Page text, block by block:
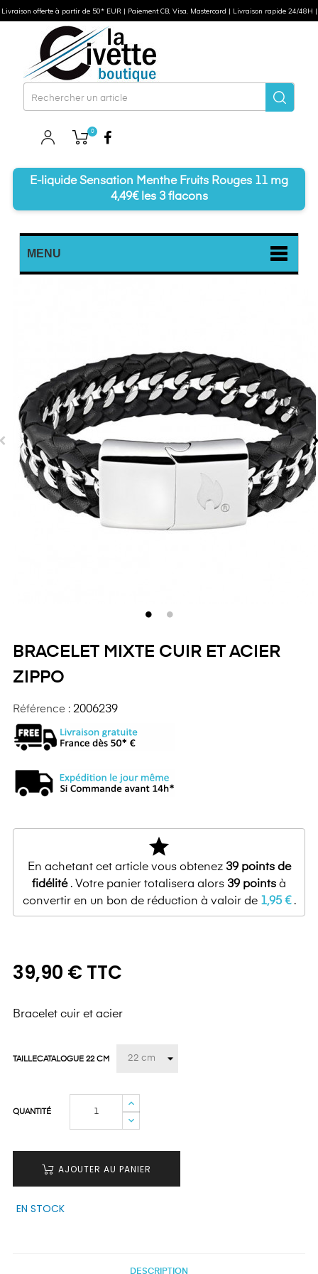
0
E-liquide Sensation Menthe Fruits Rouges 11 mg
4,49€ les 3 flacons
MENU
BRACELET MIXTE CUIR ET ACIER
ZIPPO
Référence : 2006239
star
En achetant cet article vous obtenez 39points de
fidélité. Votre panier totalisera alors 39 points à
convertir en un bon de réduction à valoir de 1,95 €.
39,90 € TTC
Bracelet cuir et acier
TAILLECATALOGUE 22 CM
QUANTITÉ
AJOUTER AU PANIER
EN STOCK
DESCRIPTION
Livraison offerte à partir de 50* EUR | Paiement CB, Visa, Mastercard | Livraison rapide 24/48H |